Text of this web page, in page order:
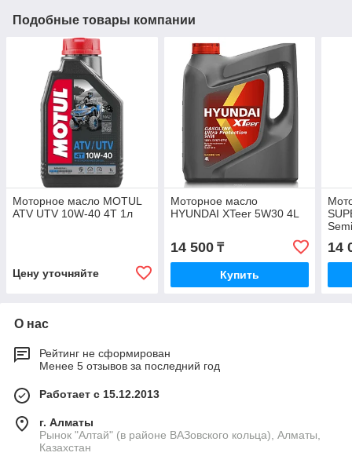
Подобные товары компании
Моторное масло MOTUL
ATV UTV 10W-40 4T 1л
Цену уточняйте
Моторное масло
HYUNDAI XTeer 5W30 4L
14 500₸
Купить
14
О нас
Рейтинг не сформирован
Менее 5 отзывов за последний год
Работает с 15.12.2013
г. Алматы
Рынок "Алтай" (в районе ВАЗовского кольца), Алматы,
Казахстан